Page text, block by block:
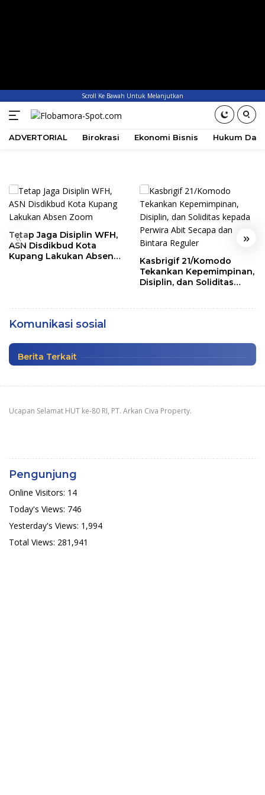
Scroll Ke Bawah Untuk Melanjutkan
ADVERTORIAL Birokrasi Ekonomi Bisnis Hukum
« »
Tetap Jaga Disiplin WFH,
ASN Disdikbud Kota
Kupang Lakukan Absen
Kasbrigif 21/Komodo
Tekankan Kepemimpinan,
Disiplin, dan Soliditas
Komunikasi sosial
Tingkatkan Sinergitas, Korem 161/WS
Pemerintah NTT
Pembangunan|Kamis, 27 November 2025
Berita Terkait
Ucapan Selamat HUT ke-80 RI, PT. Arkan Civa Property.
Pengunjung
Online Visitors: 14
Today's Views: 746
Yesterday's Views: 1,994
Total Views: 281,941